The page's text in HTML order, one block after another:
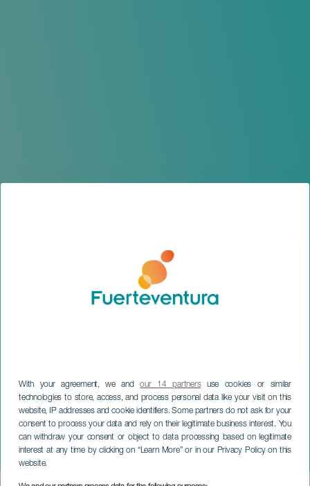
With your agreement, we andour 14 partnersuse cookies or similar
technologies to store, access, and process personal data like your visit on this
website, IP addresses and cookie identifiers. Some partners do not ask for your
consent to process your data and rely on their legitimate business interest. You
can withdraw your consent or object to data processing based on legitimate
interest at any time by clicking on “Learn More” or in our Privacy Policy on this
website.Comiéndote a Besos
FUERTEVENTURA